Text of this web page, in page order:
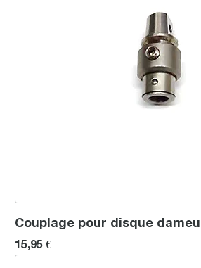
Couplage pour disque
15,95 €
Moulin de type Etzinger (à partir du